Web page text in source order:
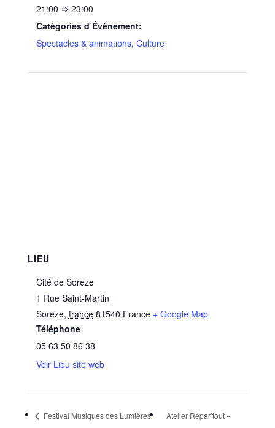
21:00 ⇒ 23:00
Catégories d’Évènement:
Spectacles & animations, Culture
LIEU
Cité de Soreze
1 Rue Saint-Martin
Sorèze, france 81540 France + Google Map
Téléphone
05 63 50 86 38
Voir Lieu site web
Festival Musiques des Lumières
Atelier Répar’tout –